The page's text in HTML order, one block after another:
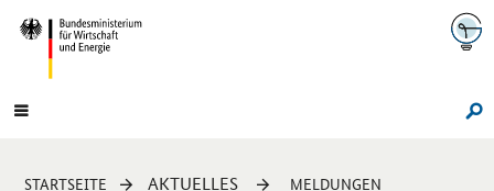
Navigation
Hauptmenü
Sie
STARTSEITE AKTUELLES
MELDUNGEN